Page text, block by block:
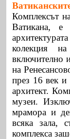
Комплексът
Ватикана, е
колекция
включително
на
през 16 век и
архитект.
музеи.
мрамора и
всяка зала,
комплекса